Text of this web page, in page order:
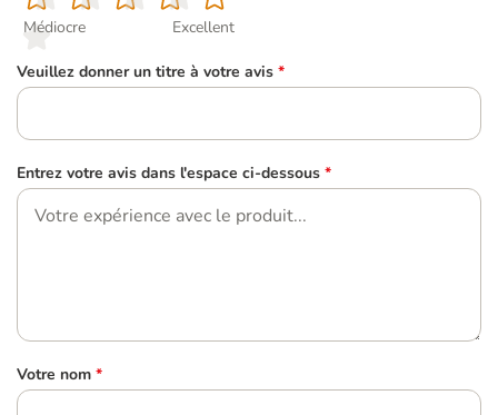
Médiocre
Excellent
Veuillez donner un titre à votre avis *
Entrez votre avis dans l'espace ci-dessous *
Votre nom *